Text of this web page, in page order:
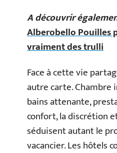
A découvrir
Alberobello Pouilles
vraiment des trulli
Face à cette vie
autre carte. Chambre
bains attenante,
confort, la discrétion
séduisent autant le
vacancier. Les hôtels